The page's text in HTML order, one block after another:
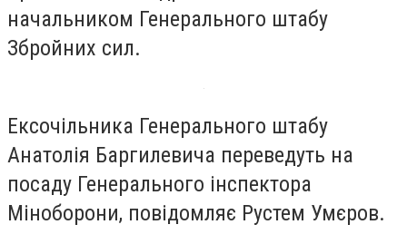
начальником Генерального штабу
Збройних сил.
Ексочільника Генерального штабу
Анатолія Баргилевича переведуть на
посаду Генерального інспектора
Міноборони, повідомляє Рустем Умєров.